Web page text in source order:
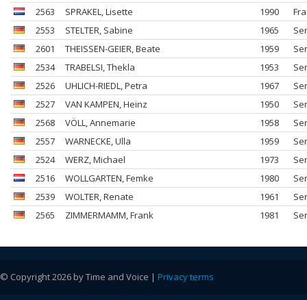
2563
SPRAKEL, Lisette 1990
2553
STELTER, Sabine 1965
2601
THEISSEN-GEIER, Beate 1959
2534
TRABELSI, Thekla 1953
2526
UHLICH-RIEDL, Petra 1967
2527
VAN KAMPEN, Heinz 1950
2568
VÖLL, Annemarie 1958
2557
WARNECKE, Ulla 1959
2524
WERZ, Michael 1973
2516
WOLLGARTEN, Femke 1980
2539
WOLTER, Renate 1961
2565
ZIMMERMAMM, Frank 1981
© Copyright 2026 by Time and Voice | Privacy terms